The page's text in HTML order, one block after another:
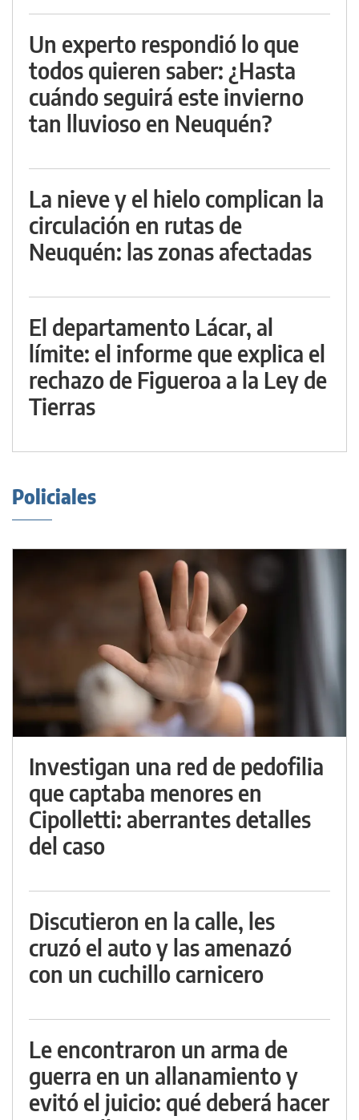
Un experto respondió lo que
todos quieren saber: ¿Hasta
cuándo seguirá este invierno
tan lluvioso en Neuquén?
La nieve y el hielo complican la
circulación en rutas de
Neuquén: las zonas afectadas
El departamento Lácar, al
límite: el informe que explica el
rechazo de Figueroa a la Ley de
Tierras
Policiales
Investigan una red de pedofilia
que captaba menores en
Cipolletti: aberrantes detalles
del caso
Discutieron en la calle, les
cruzó el auto y las amenazó
con un cuchillo carnicero
Le encontraron un arma de
guerra en un allanamiento y
evitó el juicio: qué deberá hacer